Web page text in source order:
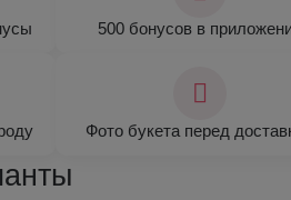
500 бонусов в
Фото букета перед